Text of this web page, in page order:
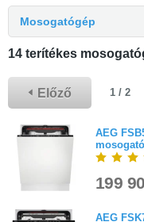
Mosogatógép
14 terítékes
Előző 1 / 2
AEG
199
AEG